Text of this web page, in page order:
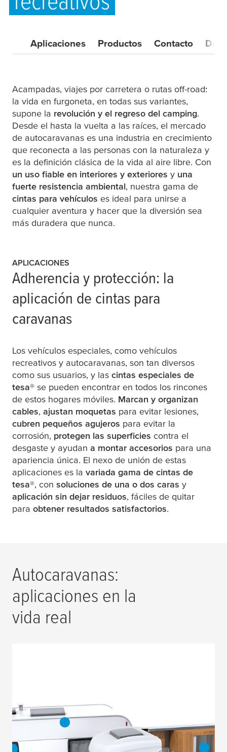
Aplicaciones Productos Contacto
Acampadas, viajes por carretera o rutas off-road:
la vida en furgoneta, en todas sus variantes,
supone la revolución y el regreso del camping.
Desde el hasta la vuelta a las raíces, el mercado
de autocaravanas es una industria en crecimiento
que reconecta a las personas con la naturaleza y
es la definición clásica de la vida al aire libre. Con
un uso fiable en interiores y exteriores y una
fuerte resistencia ambiental, nuestra gama de
cintas para vehículos es ideal para unirse a
cualquier aventura y hacer que la diversión sea
más duradera que nunca.
APLICACIONES
Adherencia y protección: la
aplicación de cintas para
caravanas
Los vehículos especiales, como vehículos
recreativos y autocaravanas, son tan diversos
como sus usuarios, y las cintas especiales de
tesa® se pueden encontrar en todos los rincones
de estos hogares móviles. Marcan y organizan
cables, ajustan moquetas para evitar lesiones,
cubren pequeños agujeros para evitar la
corrosión, protegen las superficies contra el
desgaste y ayudan a montar accesorios para una
apariencia única. El nexo de unión de estas
aplicaciones es la variada gama de cintas de
tesa®, con soluciones de una o dos caras y
aplicación sin dejar residuos, fáciles de quitar
para obtener resultados satisfactorios.
Autocaravanas:
aplicaciones en la
vida real